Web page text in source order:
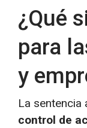
¿Qué
para
y
La sentencia
control de